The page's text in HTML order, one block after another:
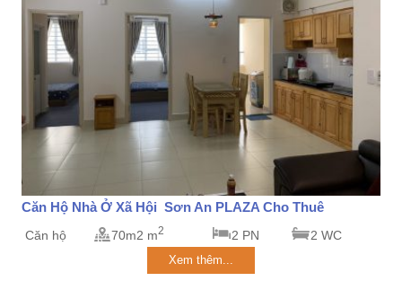
Căn Hộ Nhà Ở Xã Hội Sơn An PLAZA Cho Thuê
Căn hộ 70m2 m2 2 PN 2 WC
Xem thêm...